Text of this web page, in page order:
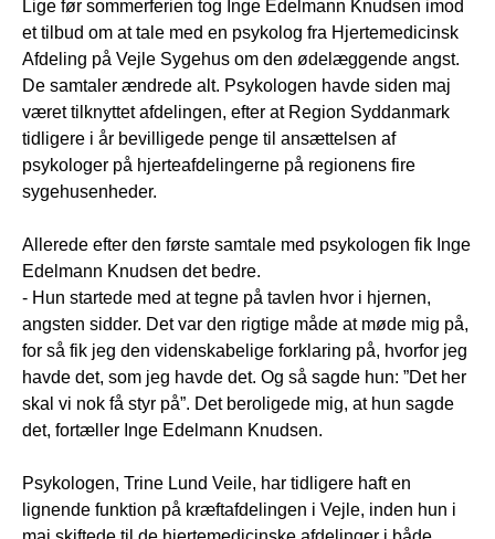
Lige før sommerferien tog Inge Edelmann Knudsen imod
et tilbud om at tale med en psykolog fra Hjertemedicinsk
Afdeling på Vejle Sygehus om den ødelæggende angst.
De samtaler ændrede alt. Psykologen havde siden maj
været tilknyttet afdelingen, efter at Region Syddanmark
tidligere i år bevilligede penge til ansættelsen af
psykologer på hjerteafdelingerne på regionens fire
sygehusenheder.
Allerede efter den første samtale med psykologen fik Inge
Edelmann Knudsen det bedre.
- Hun startede med at tegne på tavlen hvor i hjernen,
angsten sidder. Det var den rigtige måde at møde mig på,
for så fik jeg den videnskabelige forklaring på, hvorfor jeg
havde det, som jeg havde det. Og så sagde hun: ”Det her
skal vi nok få styr på”. Det beroligede mig, at hun sagde
det, fortæller Inge Edelmann Knudsen.
Psykologen, Trine Lund Veile, har tidligere haft en
lignende funktion på kræftafdelingen i Vejle, inden hun i